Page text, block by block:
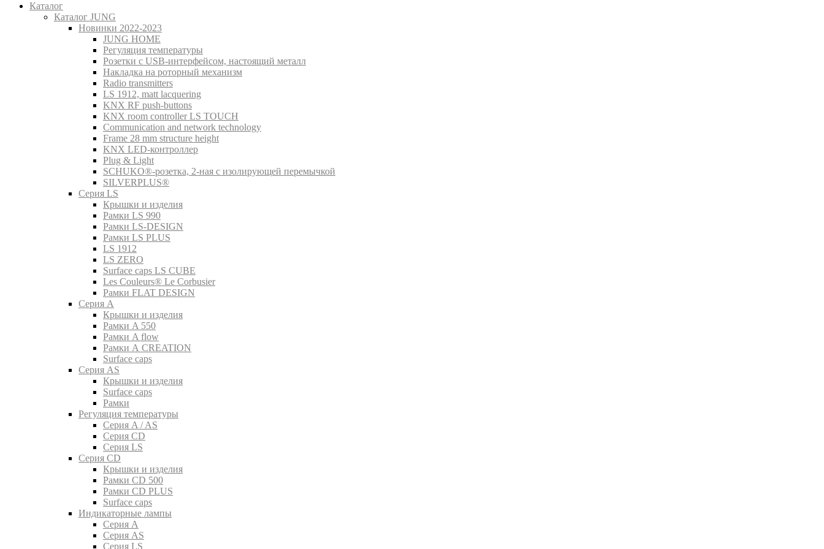
Каталог
Каталог JUNG
Новинки 2022-2023
JUNG HOME
Регуляция температуры
Розетки с USB-интерфейсом, настоящий металл
Накладка на роторный механизм
Radio transmitters
LS 1912, matt lacquering
KNX RF push-buttons
KNX room controller LS TOUCH
Communication and network technology
Frame 28 mm structure height
KNX LED-контроллер
Plug & Light
SCHUKO®-розетка, 2-ная с изолирующей перемычкой
SILVERPLUS®
Серия LS
Крышки и изделия
Рамки LS 990
Рамки LS-DESIGN
Рамки LS PLUS
LS 1912
LS ZERO
Surface caps LS CUBE
Les Couleurs® Le Corbusier
Рамки FLAT DESIGN
Серия A
Крышки и изделия
Рамки A 550
Рамки A flow
Рамки A CREATION
Surface caps
Серия AS
Крышки и изделия
Surface caps
Рамки
Регуляция температуры
Серия A / AS
Серия CD
Серия LS
Серия CD
Крышки и изделия
Рамки CD 500
Рамки CD PLUS
Surface caps
Индикаторные лампы
Серия A
Серия AS
Серия LS